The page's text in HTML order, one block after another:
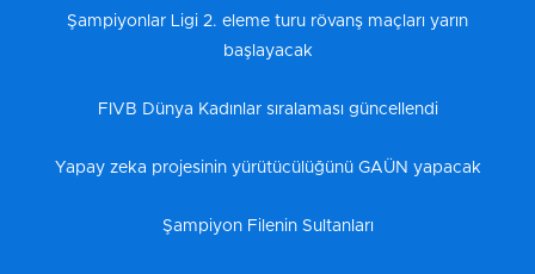
Şampiyonlar Ligi 2. eleme turu rövanş maçları yarın
başlayacak
FIVB Dünya Kadınlar sıralaması güncellendi
Yapay zeka projesinin yürütücülüğünü GAÜN yapacak
Şampiyon Filenin Sultanları